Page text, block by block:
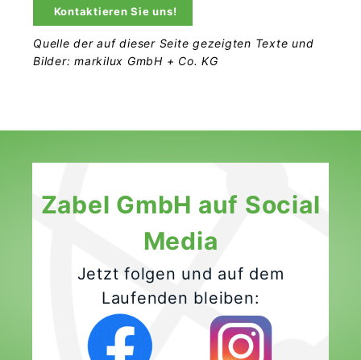
Kontaktieren Sie uns!
Quelle der auf dieser Seite gezeigten Texte und
Bilder: markilux GmbH + Co. KG
Zabel GmbH auf Social
Media
Jetzt folgen und auf dem
Laufenden bleiben: